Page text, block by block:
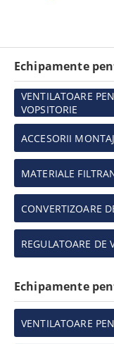
Echipamente
VENTILATOARE
VOPSITORIE
ACCESORII
MATERIALE
CONVERTIZOARE
REGULATOARE DE
Echipamente
VENTILATOARE